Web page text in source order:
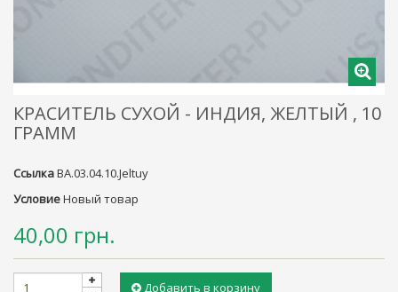
КРАСИТЕЛЬ СУХОЙ - ИНДИЯ, ЖЕЛТЫЙ , 10
ГРАММ
СсылкаBA.03.04.10.Jeltuy
УсловиеНовый товар
40,00 грн.
Добавить в корзину